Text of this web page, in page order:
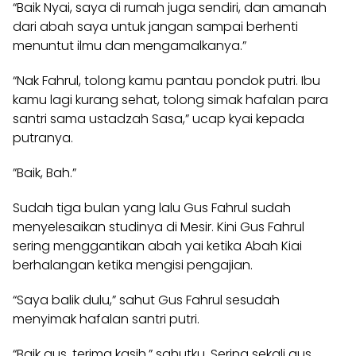
“Baik Nyai, saya di rumah juga sendiri, dan amanah
dari abah saya untuk jangan sampai berhenti
menuntut ilmu dan mengamalkanya.”
“Nak Fahrul, tolong kamu pantau pondok putri. Ibu
kamu lagi kurang sehat, tolong simak hafalan para
santri sama ustadzah Sasa,” ucap kyai kepada
putranya.
”Baik, Bah.”
Sudah tiga bulan yang lalu Gus Fahrul sudah
menyelesaikan studinya di Mesir. Kini Gus Fahrul
sering menggantikan abah yai ketika Abah Kiai
berhalangan ketika mengisi pengajian.
“Saya balik dulu,” sahut Gus Fahrul sesudah
menyimak hafalan santri putri.